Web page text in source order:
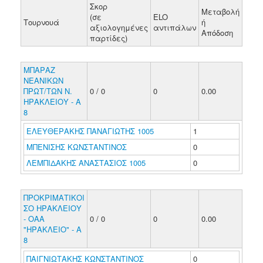
Τουρνουά
Σκορ
(σε
αξιολογημένες
παρτίδες)
ELO
αντιπάλων
Μεταβολή
ή
Απόδοση
ΜΠΑΡΑΖ
ΝΕΑΝΙΚΩΝ
ΠΡΩΤ/ΤΩΝ Ν.
ΗΡΑΚΛΕΙΟΥ - Α
8
0 / 0 0 0.00
ΕΛΕΥΘΕΡΑΚΗΣ ΠΑΝΑΓΙΩΤΗΣ 1005
1
ΜΠΕΝΙΣΗΣ ΚΩΝΣΤΑΝΤΙΝΟΣ
0
ΛΕΜΠΙΔΑΚΗΣ ΑΝΑΣΤΑΣΙΟΣ 1005
0
ΠΡΟΚΡΙΜΑΤΙΚΟΙ
ΣΟ ΗΡΑΚΛΕΙΟΥ
- ΟΑΑ
"ΗΡΑΚΛΕΙΟ" - Α
8
0 / 0 0 0.00
ΠΑΙΓΝΙΩΤΑΚΗΣ ΚΩΝΣΤΑΝΤΙΝΟΣ 0